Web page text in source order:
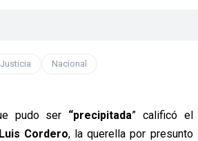
Justicia Nacional
pudo ser “precipitada” calificó el
Cordero, la querella por presunto